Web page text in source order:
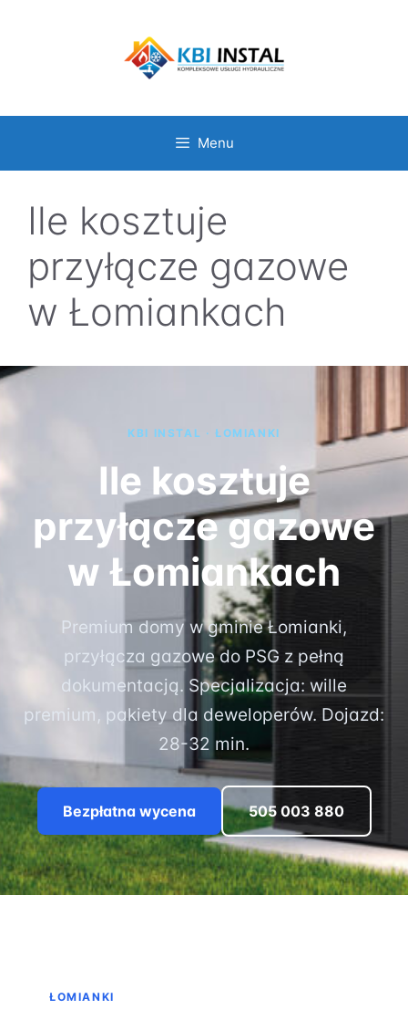
Menu
Ile kosztuje
przyłącze gazowe
w Łomiankach
KBI INSTAL · ŁOMIANKI
Ile kosztuje
przyłącze gazowe
w Łomiankach
Premium domy w gminie Łomianki,
przyłącza gazowe do PSG z pełną
dokumentacją. Specjalizacja: wille
premium, pakiety dla deweloperów. Dojazd:
28-32 min.
Bezpłatna wycena 505 003 880
ŁOMIANKI